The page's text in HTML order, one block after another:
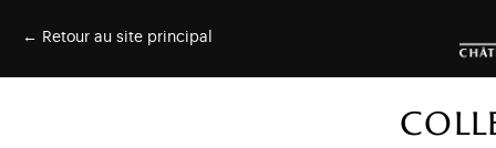
← Retour au site principal